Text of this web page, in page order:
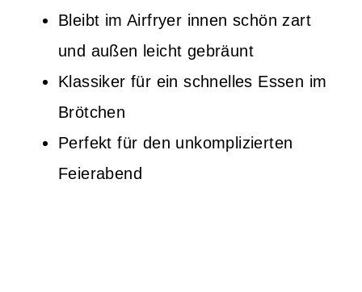
Bleibt im Airfryer innen schön zart
und außen leicht gebräunt
Klassiker für ein schnelles Essen im
Brötchen
Perfekt für den unkomplizierten
Feierabend